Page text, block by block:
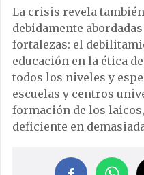
La crisis revela
debidamente
fortalezas: el
educación en la ética
todos los niveles y
escuelas y centros
formación de los
deficiente en